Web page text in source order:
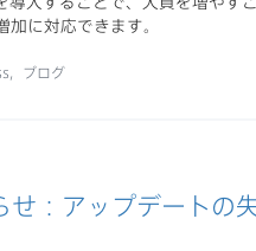
に対応できます。
ブログ
せ：アップデートの